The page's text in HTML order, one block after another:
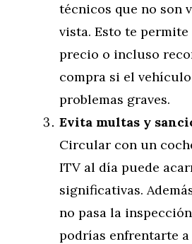
técnicos que no son
vista. Esto te
precio o incluso
compra si el
problemas graves.
Evita multas y
Circular con un
ITV al día puede
significativas.
no pasa la
podrías enfrentarte a